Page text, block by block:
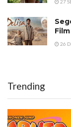
27
26
Trending